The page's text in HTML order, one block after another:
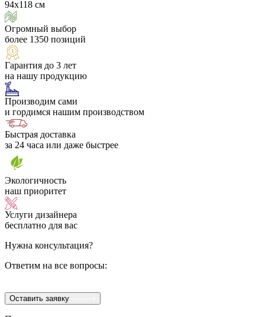
94х118 см
Огромный выбор
более 1350 позиций
Гарантия до 3 лет
на нашу продукцию
Производим сами
и гордимся нашим производством
Быстрая доставка
за 24 часа или даже быстрее
Экологичность
наш приоритет
Услуги дизайнера
бесплатно для вас
Нужна консультация?
Ответим на все вопросы:
Оставить заявку